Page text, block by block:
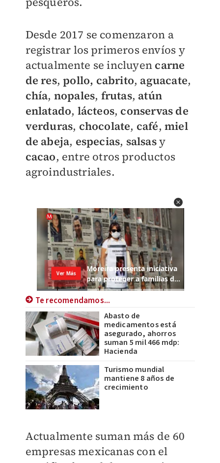
Desde 2017 se comenzaron a
registrar los primeros envíos y
actualmente se incluyen carne
de res,pollo, cabrito, aguacate,
chía, nopales, frutas, atún
enlatado, lácteos, conservas de
verduras, chocolate, café, miel
de abeja, especias, salsasy
cacao, entre otros productos
agroindustriales.
Te recomendamos...
Abasto de
medicamentos está
asegurado, ahorros
suman 5 mil 466 mdp:
Hacienda
Turismo mundial
mantiene 8 años de
crecimiento
Actualmente suman más de 60
empresas mexicanas con el